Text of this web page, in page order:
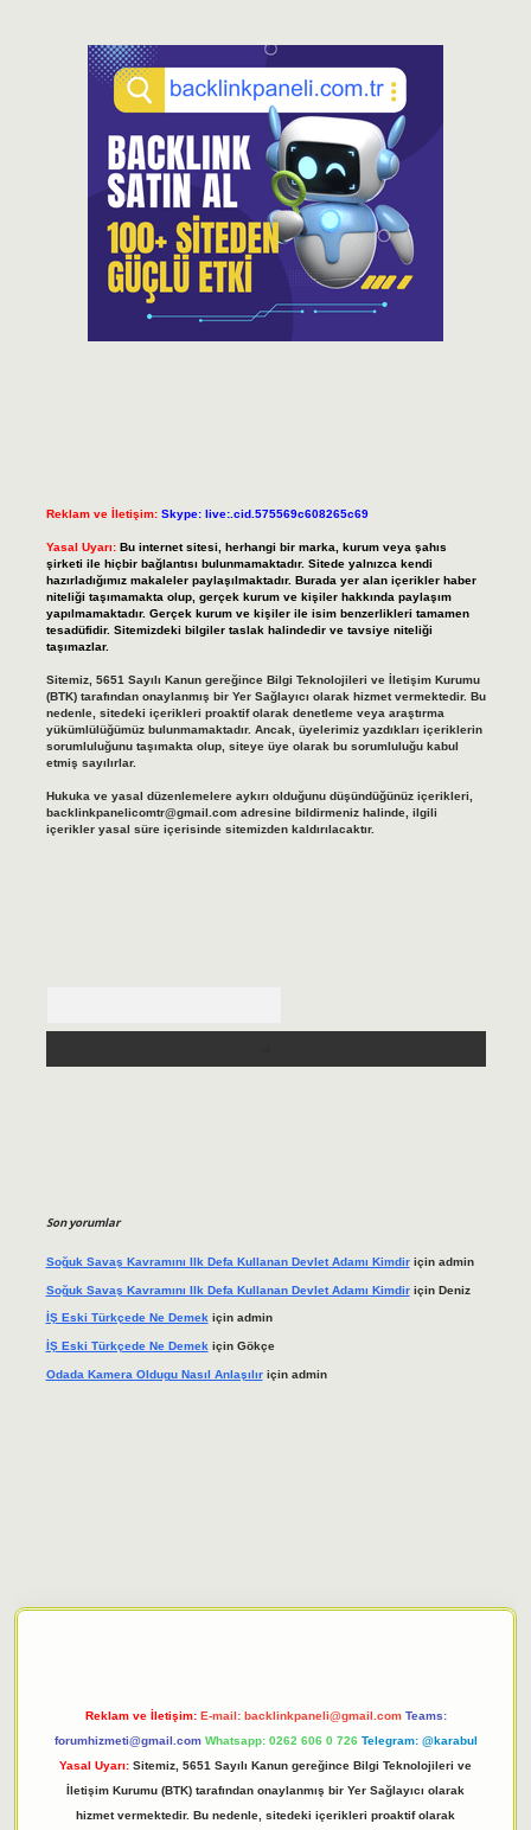
Reklam ve İletişim: Skype: live:.cid.575569c608265c69
Yasal Uyarı: Bu internet sitesi, herhangi bir marka, kurum veya şahıs
şirketi ile hiçbir bağlantısı bulunmamaktadır. Sitede yalnızca kendi
hazırladığımız makaleler paylaşılmaktadır. Burada yer alan içerikler haber
niteliği taşımamakta olup, gerçek kurum ve kişiler hakkında paylaşım
yapılmamaktadır. Gerçek kurum ve kişiler ile isim benzerlikleri tamamen
tesadüfidir. Sitemizdeki bilgiler taslak halindedir ve tavsiye niteliği
taşımazlar.
Sitemiz, 5651 Sayılı Kanun gereğince Bilgi Teknolojileri ve İletişim Kurumu
(BTK) tarafından onaylanmış bir Yer Sağlayıcı olarak hizmet vermektedir. Bu
nedenle, sitedeki içerikleri proaktif olarak denetleme veya araştırma
yükümlülüğümüz bulunmamaktadır. Ancak, üyelerimiz yazdıkları içeriklerin
sorumluluğunu taşımakta olup, siteye üye olarak bu sorumluluğu kabul
etmiş sayılırlar.
Hukuka ve yasal düzenlemelere aykırı olduğunu düşündüğünüz içerikleri,
backlinkpanelicomtr@gmail.comadresine bildirmeniz halinde, ilgili
içerikler yasal süre içerisinde sitemizden kaldırılacaktır.
Son yorumlar
Soğuk Savaş Kavramını Ilk Defa Kullanan Devlet Adamı Kimdiriçin admin
Soğuk Savaş Kavramını Ilk Defa Kullanan Devlet Adamı Kimdiriçin Deniz
İŞ Eski Türkçede Ne Demekiçin admin
İŞ Eski Türkçede Ne Demek için Gökçe
Odada Kamera Oldugu Nasıl Anlaşılıriçin admin
Reklam ve İletişim: E-mail: backlinkpaneli@gmail.com Teams:
forumhizmeti@gmail.com Whatsapp: 0262 606 0 726 Telegram: @karabul
Yasal Uyarı: Sitemiz, 5651 Sayılı Kanun gereğince Bilgi Teknolojileri ve
İletişim Kurumu (BTK) tarafından onaylanmış bir Yer Sağlayıcı olarak
hizmet vermektedir. Bu nedenle, sitedeki içerikleri proaktif olarak